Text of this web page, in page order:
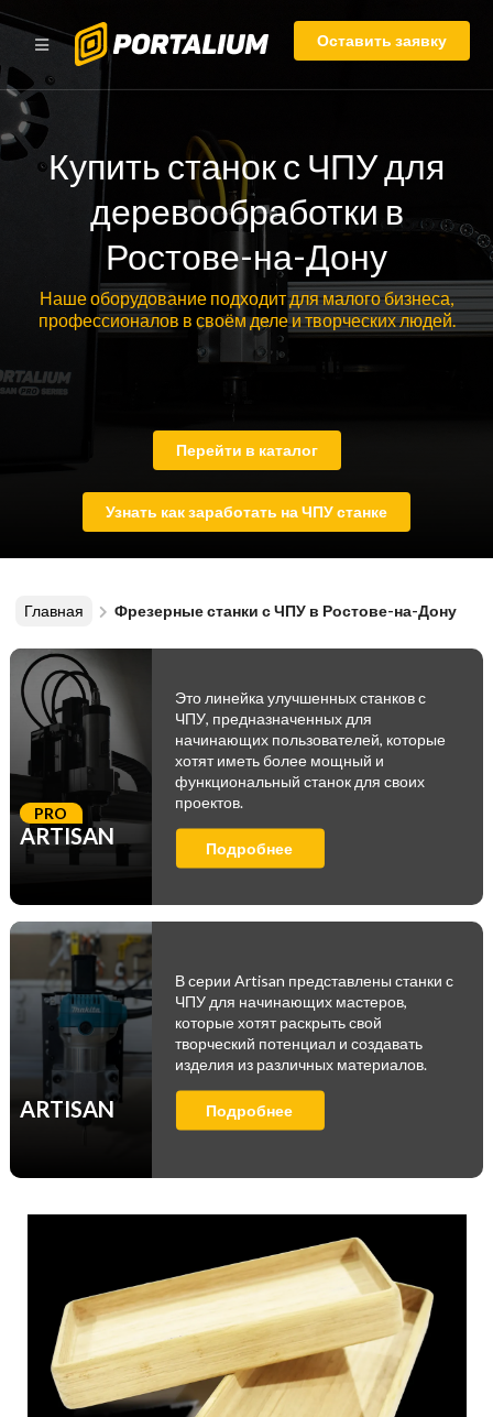
Оставить заявку
Купить станок с ЧПУ для
деревообработки в
Ростове-на-Дону
Наше оборудование подходит для малого бизнеса,
профессионалов в своём деле и творческих людей.
Перейти в каталог
Узнать как заработать на ЧПУ станке
Главная Фрезерные станки с ЧПУ в Ростове-на-Дону
ARTISAN
PRO
Это линейка улучшенных станков с
ЧПУ, предназначенных для
начинающих пользователей, которые
хотят иметь более мощный и
функциональный станок для своих
проектов.
Подробнее
ARTISAN
В серии Artisan представлены станки с
ЧПУ для начинающих мастеров,
которые хотят раскрыть свой
творческий потенциал и создавать
изделия из различных материалов.
Подробнее